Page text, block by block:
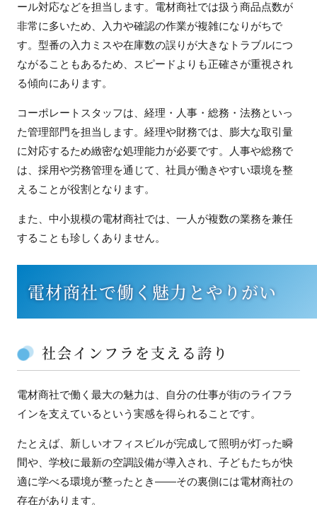
ール対応などを担当します。電材商社では扱う商品点数が
非常に多いため、入力や確認の作業が複雑になりがちで
す。型番の入力ミスや在庫数の誤りが大きなトラブルにつ
ながることもあるため、スピードよりも正確さが重視され
る傾向にあります。
コーポレートスタッフは、経理・人事・総務・法務といっ
た管理部門を担当します。経理や財務では、膨大な取引量
に対応するため緻密な処理能力が必要です。人事や総務で
は、採用や労務管理を通じて、社員が働きやすい環境を整
えることが役割となります。
また、中小規模の電材商社では、一人が複数の業務を兼任
することも珍しくありません。
電材商社で働く魅力とやりがい
社会インフラを支える誇り
電材商社で働く最大の魅力は、自分の仕事が街のライフラ
インを支えているという実感を得られることです。
たとえば、新しいオフィスビルが完成して照明が灯った瞬
間や、学校に最新の空調設備が導入され、子どもたちが快
適に学べる環境が整ったとき——その裏側には電材商社の
存在があります。